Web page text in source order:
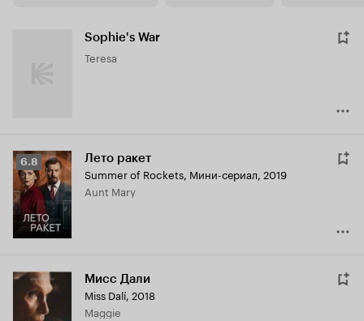
Sophie's War
Teresa
Рейтинг
Кинопоиска
6.8
6.8 Лето ракет
Summer of Rockets, Мини-сериал, 2019
Aunt Mary
Мисс Дали
Miss Dalí, 2018
Maggie